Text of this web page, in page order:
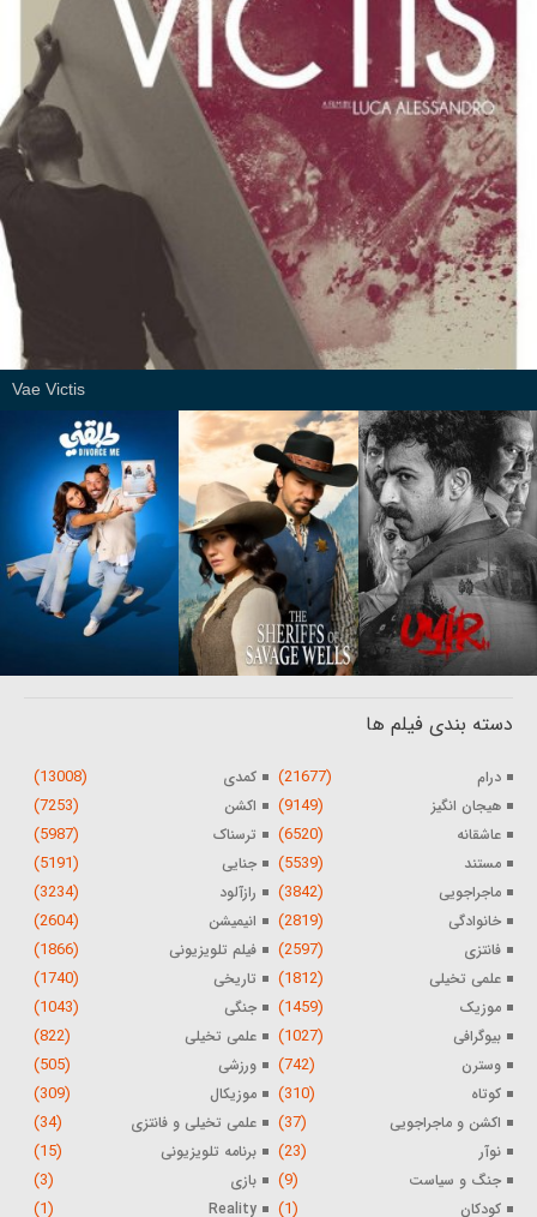
Vae Victis
دسته بندی فیلم ها
درام (21677) کمدی (13008)
هیجان انگیز (9149) اکشن (7253)
عاشقانه (6520) ترسناک (5987)
مستند (5539) جنایی (5191)
ماجراجویی (3842) رازآلود (3234)
خانوادگی (2819) انیمیشن (2604)
فانتزی (2597) فیلم تلویزیونی (1866)
علمی تخیلی (1812) تاریخی (1740)
موزیک (1459) جنگی (1043)
بیوگرافی (1027) علمی تخیلی (822)
وسترن (742) ورزشی (505)
کوتاه (310) موزیکال (309)
اکشن و ماجراجویی (37) علمی تخیلی و فانتزی (34)
نوآر (23) برنامه تلویزیونی (15)
جنگ و سیاست (9) بازی (3)
کودکان (1)
Reality
(1)